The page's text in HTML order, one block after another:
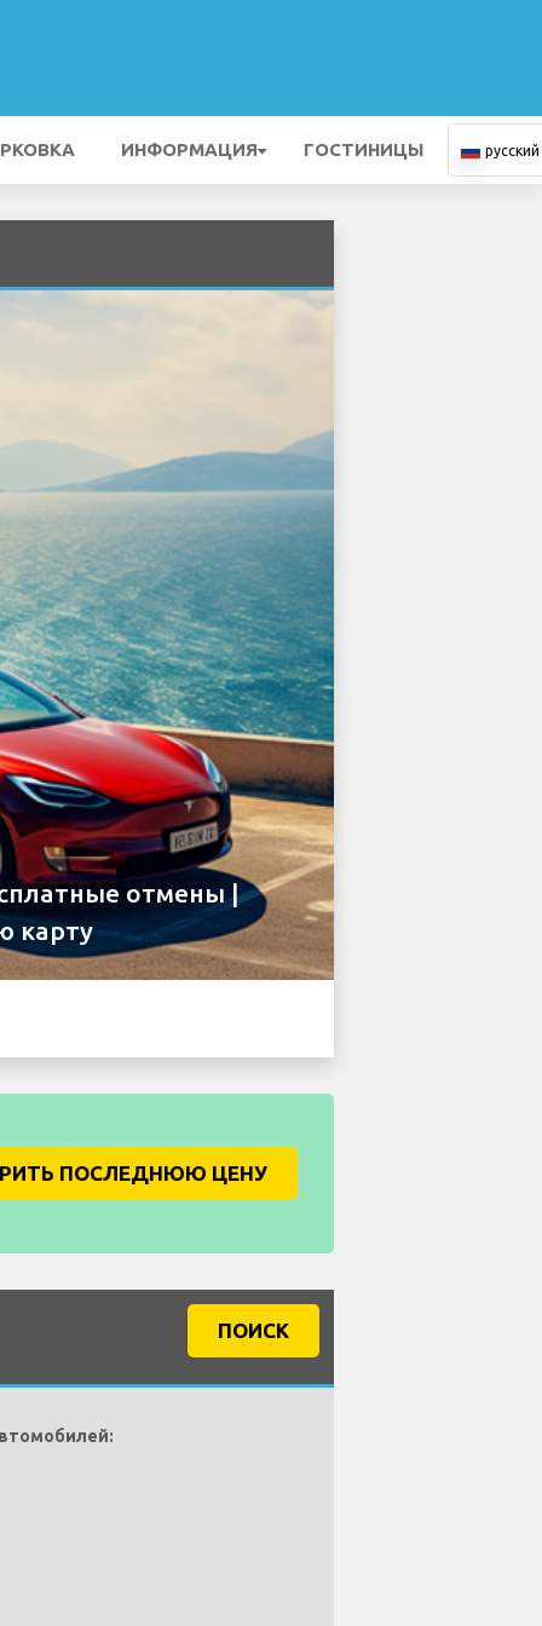
ИНФОРМАЦИЯ ГОСТИНИЦЫ русский
отмены |
карту
ПОСЛЕДНЮЮ ЦЕНУ
ПОИСК